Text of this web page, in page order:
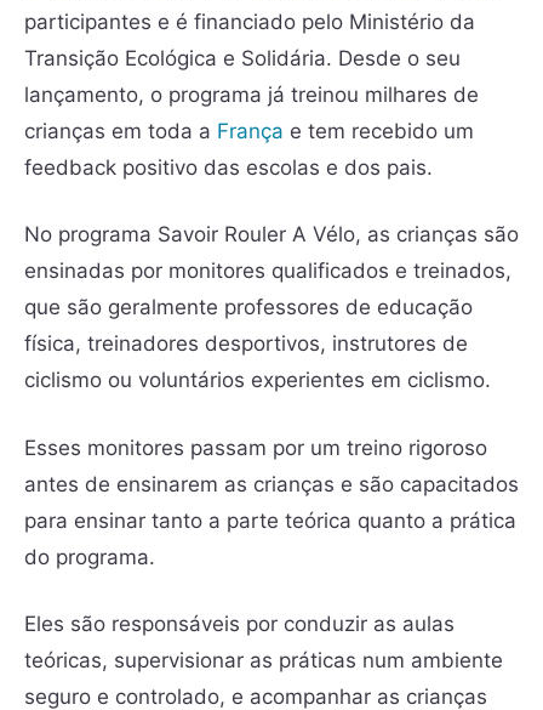
participantes e é financiado pelo Ministério da
Transição Ecológica e Solidária. Desde o seu
lançamento, o programa já treinou milhares de
crianças em toda a França e tem recebido um
feedback positivo das escolas e dos pais.
No programa Savoir Rouler A Vélo, as crianças são
ensinadas por monitores qualificados e treinados,
que são geralmente professores de educação
física, treinadores desportivos, instrutores de
ciclismo ou voluntários experientes em ciclismo.
Esses monitores passam por um treino rigoroso
antes de ensinarem as crianças e são capacitados
para ensinar tanto a parte teórica quanto a prática
do programa.
Eles são responsáveis por conduzir as aulas
teóricas, supervisionar as práticas num ambiente
seguro e controlado, e acompanhar as crianças